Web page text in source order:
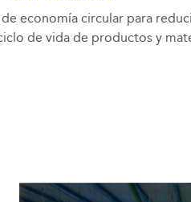
economía circular para
de vida de productos y